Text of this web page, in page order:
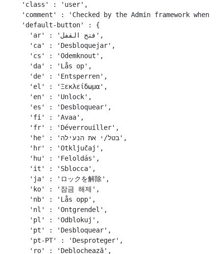
  'class' : 'user',
'comment' : 'Checked by the Admin framework when
  'default-button' : {
    'ar' : 'فتح القفل',
    'ca' : 'Desbloquejar',
    'cs' : 'Odemknout',
    'da' : 'Lås op',
    'de' : 'Entsperren',
    'el' : 'Ξεκλείδωμα',
    'en' : 'Unlock',
    'es' : 'Desbloquear',
    'fi' : 'Avaa',
    'fr' : 'Déverrouiller',
    'he' : 'בטל/י את הנעילה',
    'hr' : 'Otključaj',
    'hu' : 'Feloldás',
    'it' : 'Sblocca',
    'ja' : 'ロックを解除',
    'ko' : '잠금 해제',
    'nb' : 'Lås opp',
    'nl' : 'Ontgrendel',
    'pl' : 'Odblokuj',
    'pt' : 'Desbloquear',
    'pt-PT' : 'Desproteger',
    'ro' : 'Deblochează',